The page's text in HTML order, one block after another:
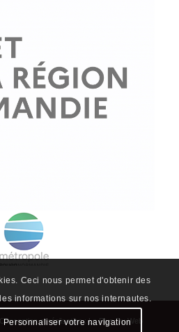
et réalisation :
Ceci nous permet d'obtenir des
informations sur nos internautes.
Personnaliser votre navigation